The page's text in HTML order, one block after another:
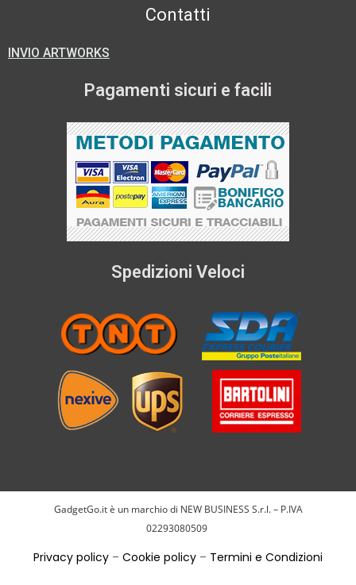
Contatti
INVIO ARTWORKS
Pagamenti sicuri e facili
Spedizioni Veloci
GadgetGo.it è un marchio di NEW BUSINESS S.r.l. – P.IVA
02293080509
Privacy policy – Cookie policy – Termini e Condizioni